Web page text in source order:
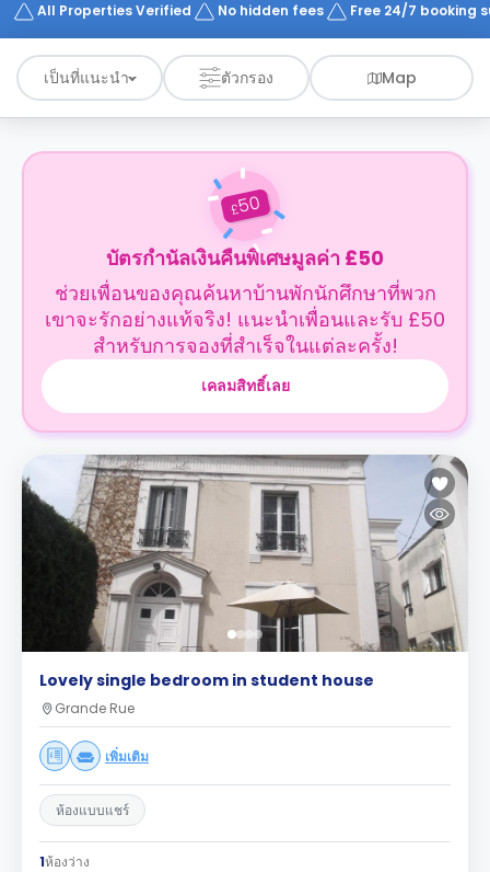
All Properties Verified No hidden fees Free 24/7 booking
เป็นที่แนะนำ ตัวกรอง Map
£50
บัตรกำนัลเงินคืนพิเศษมูลค่า £50
ช่วยเพื่อนของคุณค้นหาบ้านพักนักศึกษาที่พวก
เขาจะรักอย่างแท้จริง! แนะนำเพื่อนและรับ £50
สำหรับการจองที่สำเร็จในแต่ละครั้ง!
เคลมสิทธิ์เลย
Lovely single bedroom in student house
Grande Rue
เพิ่มเติม
ห้องแบบแชร์
1ห้องว่าง